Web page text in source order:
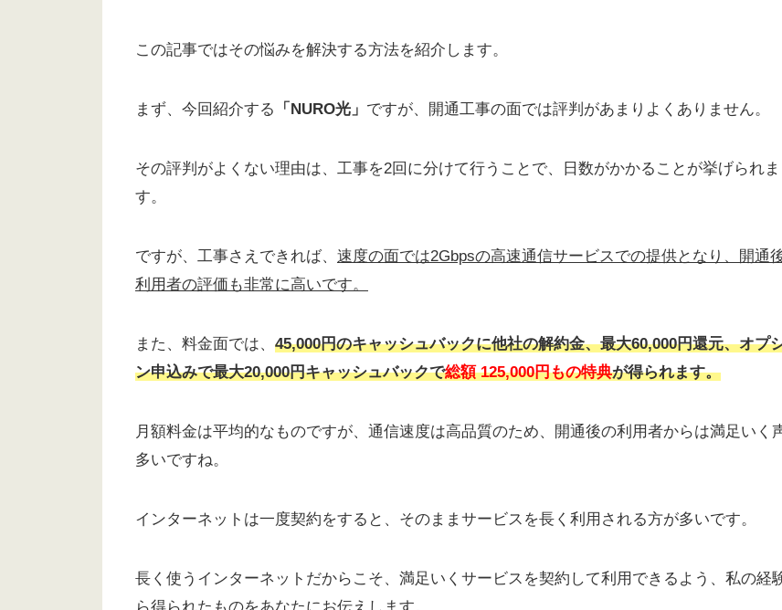
この記事ではその悩みを解決する方法を紹介します。
まず、今回紹介する 「NURO光」 ですが、開通工事の面では評判があまりよくありません。
その評判がよくない理由は、工事を2回に分けて行うことで、日数がかかることが挙げられま
す。
ですが、工事さえできれば、 速度の面では2Gbpsの高速通信サービスでの提供となり、開通
利用者の評価も非常に高いです。
また、料金面では、 45,000円のキャッシュバックに他社の解約金、最大60,000円還元、オプ
ン申込みで最大20,000円キャッシュバックで総額 125,000円もの特典が得られます。
月額料金は平均的なものですが、通信速度は高品質のため、開通後の利用者からは満足いく
多いですね。
インターネットは一度契約をすると、そのままサービスを長く利用される方が多いです。
長く使うインターネットだからこそ、満足いくサービスを契約して利用できるよう、私の経
ら得られたものをあなたにお伝えします。